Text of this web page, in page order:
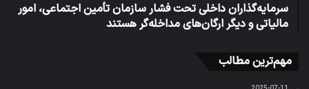
سرمایه‌گذاران داخلی تحت فشار سازمان تأمین اجتماعی، امور
مالیاتی و دیگر ارگان‌های مداخله‌گر هستند
مهم‌ترین مطالب